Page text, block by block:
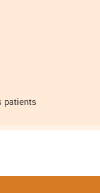
patients